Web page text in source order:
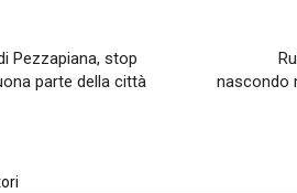
Pezzapiana, stop
parte della città
nascondo